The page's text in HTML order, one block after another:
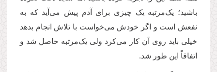
باشید؛ یک‌مرتبه یک چیزی برای آدم پیش می‌آید که به
نفعش است و اگر خودش می‌خواست با تلاش انجام بدهد
خیلی باید روی آن کار می‌کرد ولی یک‌مرتبه حاصل شد و
اتفاقاً این طور شد.